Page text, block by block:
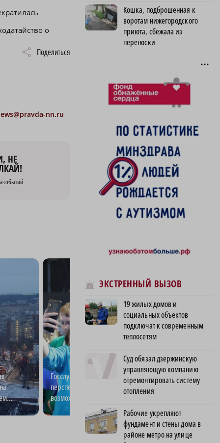
о
Поделиться
nn.ru
НЕ
событий
Госслужба для молодежи: новые
перспективы и карьерные
возможности
Лучший
пытается
Кошка, подброшенная к
воротам нижегородского
приюта, сбежала из
переноски
ЭКСТРЕННЫЙ ВЫЗОВ
19 жилых домов и
социальных объектов
подключат к современным
теплосетям
Суд обязал дзержинскую
управляющую компанию
отремонтировать систему
отопления
Рабочие укрепляют
фундамент и стены дома в
районе метро на улице